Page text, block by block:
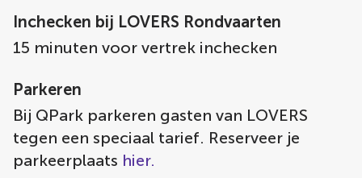
Inchecken bij LOVERS Rondvaarten
15 minuten voor vertrek inchecken
Parkeren
Bij QPark parkeren gasten van LOVERS
tegen een speciaal tarief. Reserveer je
parkeerplaats hier.